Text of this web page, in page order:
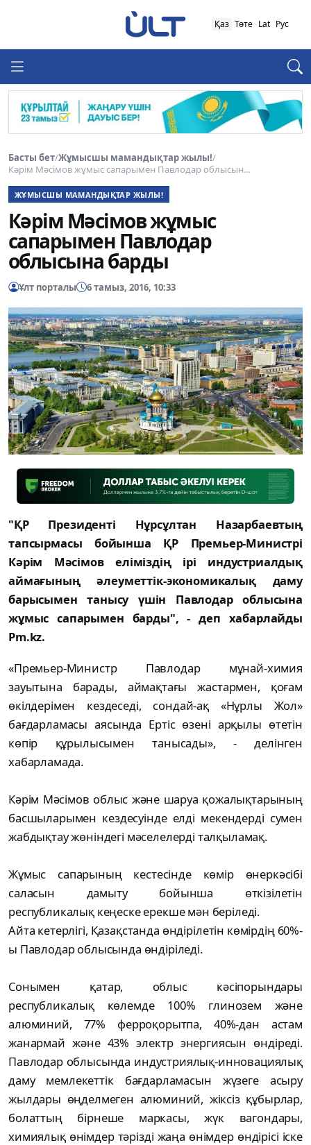
Қаз Төте Lat Рус
Басты бет/Жұмысшы мамандықтар жылы!/
Кәрім Мәсімов жұмыс сапарымен Павлодар облысын...
ЖҰМЫСШЫ МАМАНДЫҚТАР ЖЫЛЫ!
Кәрім Мәсімов жұмыс
сапарымен Павлодар
облысына барды
Ұлт порталы 6 тамыз, 2016, 10:33
"ҚР Президенті Нұрсұлтан Назарбаевтың
тапсырмасы бойынша ҚР Премьер-Министрі
Кәрім Мәсімов еліміздің ірі индустриалдық
аймағының әлеуметтік-экономикалық даму
барысымен танысу үшін Павлодар облысына
жұмыс сапарымен барды", - деп хабарлайды
Pm.kz.
«Премьер-Министр Павлодар мұнай-химия
зауытына барады, аймақтағы жастармен, қоғам
өкілдерімен кездеседі, сондай-ақ «Нұрлы Жол»
бағдарламасы аясында Ертіс өзені арқылы өтетін
көпір құрылысымен танысады», - делінген
хабарламада.
Кәрім Мәсімов облыс және шаруа қожалықтарының
басшыларымен кездесуінде елді мекендерді сумен
жабдықтау жөніндегі мәселелерді талқыламақ.
Жұмыс сапарының кестесінде көмір өнеркәсібі
саласын дамыту бойынша өткізілетін
республикалық кеңеске ерекше мән беріледі.
Айта кетерлігі, Қазақстанда өндірілетін көмірдің 60%-
ы Павлодар облысында өндіріледі.
Сонымен қатар, облыс кәсіпорындары
республикалық көлемде 100% глинозем және
алюминий, 77% ферроқорытпа, 40%-дан астам
жанармай және 43% электр энергиясын өндіреді.
Павлодар облысында индустриялық-инновациялық
даму мемлекеттік бағдарламасын жүзеге асыру
жылдары өңделмеген алюминий, жіксіз құбырлар,
болаттың бірнеше маркасы, жүк вагондары,
химиялық өнімдер тәрізді жаңа өнімдер өндірісі іске